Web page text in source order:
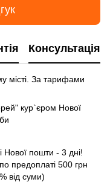
Консультація
місті. За тарифами
кур`єром Нової
Нової пошти - 3 дні!
предоплаті 500 грн
від суми)